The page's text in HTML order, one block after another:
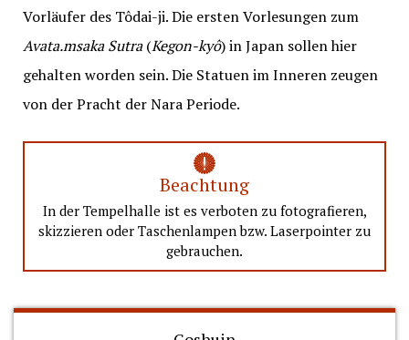
Vorläufer des Tôdai-ji. Die ersten Vorlesungen zum
Avata.msaka Sutra(Kegon-kyô) in Japan sollen hier
gehalten worden sein. Die Statuen im Inneren zeugen
von der Pracht der Nara Periode.
Beachtung
In der Tempelhalle ist es verboten zu fotografieren,
skizzieren oder Taschenlampen bzw. Laserpointer zu
gebrauchen.